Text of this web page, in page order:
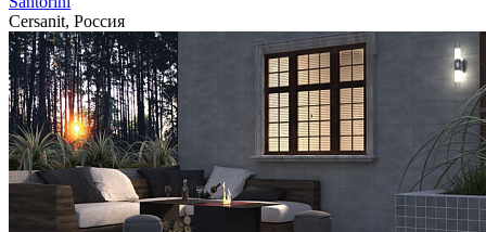
Cersanit, Россия